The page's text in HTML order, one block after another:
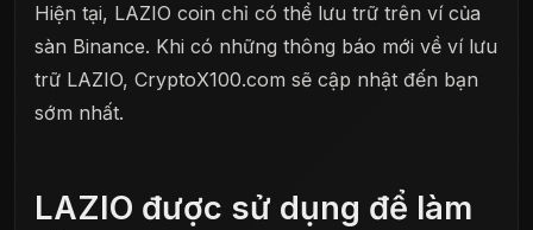
Hiện tại, LAZIO coin chỉ có thể lưu trữ trên ví của
sàn Binance. Khi có những thông báo mới về ví lưu
trữ LAZIO, CryptoX100.com sẽ cập nhật đến bạn
sớm nhất.
LAZIO được sử dụng để làm